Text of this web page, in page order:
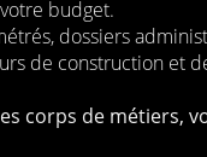
budget.
dossiers
de construction et
corps de métiers,